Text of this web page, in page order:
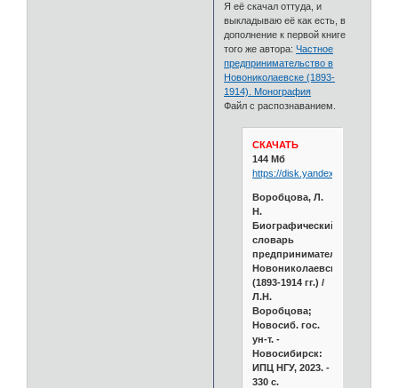
Я её скачал оттуда, и
выкладываю её как есть, в
дополнение к первой книге
того же автора:Частное
предпринимательство в
Новониколаевске (1893-
1914). Монография
Файл с распознаванием.
СКАЧАТЬ
144 Мб
https://disk.yandex.ru/i/
Воробцова, Л.
Н.
Биографический
словарь
предпринимателей
Новониколаевска
(1893-1914 гг.) /
Л.Н.
Воробцова;
Новосиб. гос.
ун-т. -
Новосибирск:
ИПЦ НГУ, 2023. -
330 с.